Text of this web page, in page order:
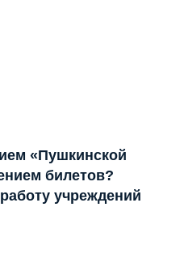
«Пушкинской
билетов?
учреждений